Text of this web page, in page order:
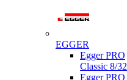
EGGER
Egger PRO
Classic 8/32
Egger PRO